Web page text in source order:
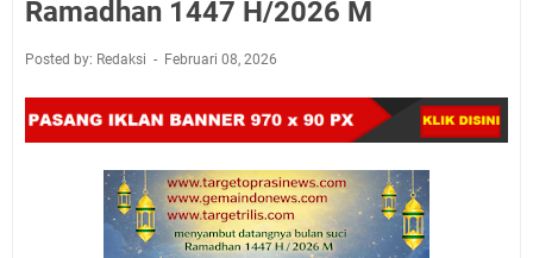
Ramadhan 1447 H/2026 M
Posted by: Redaksi Februari 08, 2026